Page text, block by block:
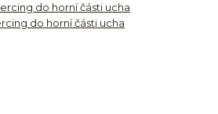
do horní části ucha
do horní části ucha